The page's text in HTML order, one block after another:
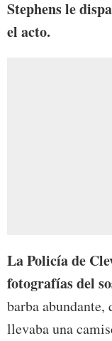
Stephens le
el acto.
La Policía de
fotografías del
barba abundante,
llevaba una